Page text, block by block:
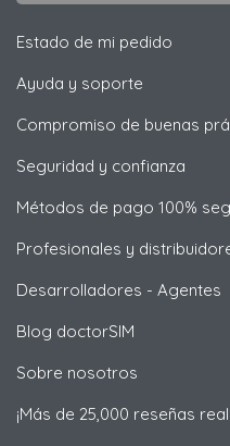
Estado de mi pedido
Ayuda y soporte
Compromiso de buenas
Seguridad y confianza
Métodos de pago 100%
Profesionales y
Desarrolladores - Agentes
Blog doctorSIM
Sobre nosotros
¡Más de 25,000 reseñas